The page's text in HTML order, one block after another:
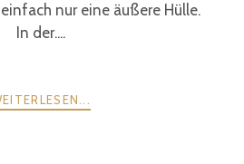
nur eine äußere Hülle.
In der....